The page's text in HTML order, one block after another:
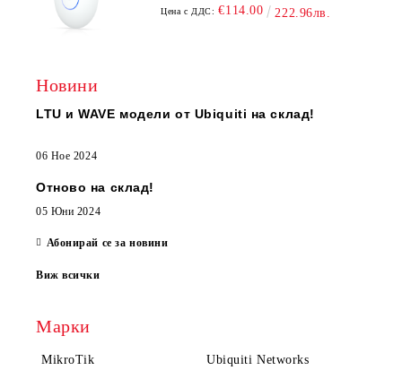
Цена с ДДС: €114.00 222.96лв.
Новини
LTU и WAVE модели от Ubiquiti на склад!
06 Ное 2024
Отново на склад!
05 Юни 2024
Абонирай се за новини
Виж всички
Марки
MikroTik Ubiquiti Networks